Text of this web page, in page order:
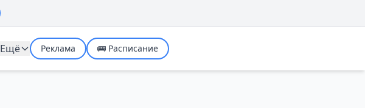
Ещё Реклама 🚌 Расписание